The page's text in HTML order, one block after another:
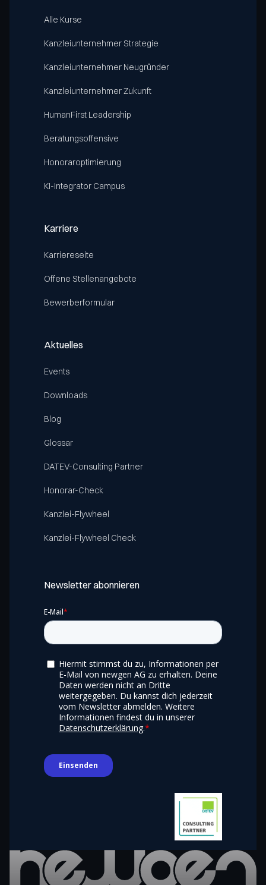
Alle Kurse
Kanzleiunternehmer Strategie
Kanzleiunternehmer Neugründer
Kanzleiunternehmer Zukunft
HumanFirst Leadership
Beratungsoffensive
Honoraroptimierung
KI-Integrator Campus
Karriere
Karriereseite
Offene Stellenangebote
Bewerberformular
Aktuelles
Events
Downloads
Blog
Glossar
DATEV-Consulting Partner
Honorar-Check
Kanzlei-Flywheel
Kanzlei-Flywheel Check
Newsletter abonnieren